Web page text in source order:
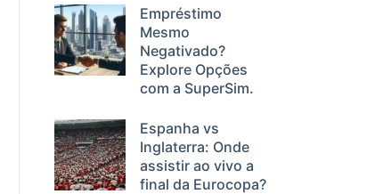
Empréstimo
Mesmo
Negativado?
Explore Opções
com a SuperSim.
Espanha vs
Inglaterra: Onde
assistir ao vivo a
final da Eurocopa?